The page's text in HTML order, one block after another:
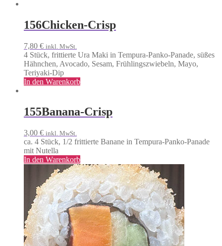
156Chicken-Crisp
7,80 € inkl. MwSt.
4 Stück, frittierte Ura Maki in Tempura-Panko-Panade, süßes
Hähnchen, Avocado, Sesam, Frühlingszwiebeln, Mayo,
Teriyaki-Dip
In den Warenkorb
155Banana-Crisp
3,00 € inkl. MwSt.
ca. 4 Stück, 1/2 frittierte Banane in Tempura-Panko-Panade
mit Nutella
In den Warenkorb